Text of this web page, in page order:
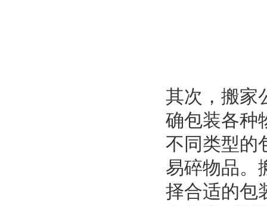
其次，搬家
确包装各种
不同类型的
易碎物品。
择合适的包